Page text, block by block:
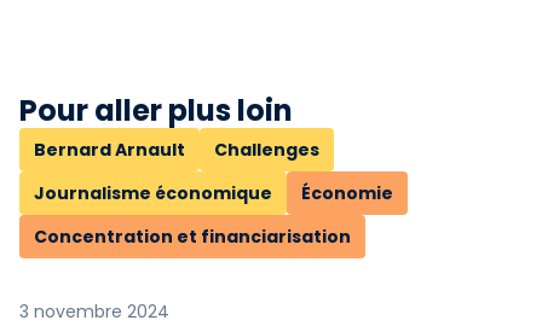
Pour aller plus loin
Bernard Arnault
Challenges
Journalisme économique
Économie
Concentration et financiarisation
3 novembre 2024